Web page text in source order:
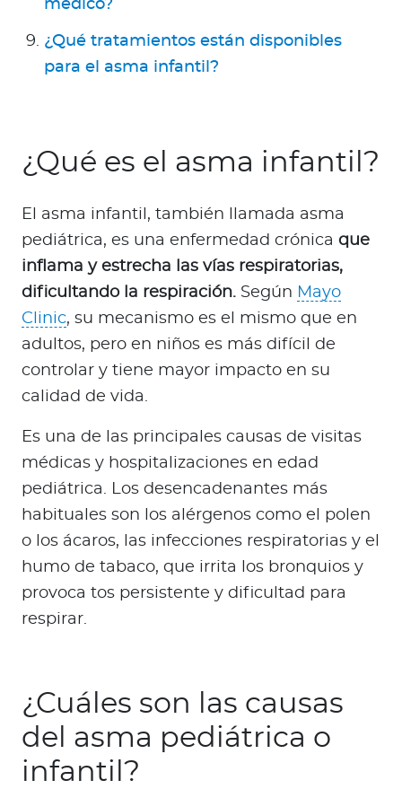
médico?
¿Qué tratamientos están disponibles
para el asma infantil?
¿Qué es el asma infantil?
El asma infantil, también llamada asma
pediátrica, es una enfermedad crónica que
inflama y estrecha las vías respiratorias,
dificultando la respiración. Según Mayo
Clinic, su mecanismo es el mismo que en
adultos, pero en niños es más difícil de
controlar y tiene mayor impacto en su
calidad de vida.
Es una de las principales causas de visitas
médicas y hospitalizaciones en edad
pediátrica. Los desencadenantes más
habituales son los alérgenos como el polen
o los ácaros, las infecciones respiratorias y el
humo de tabaco, que irrita los bronquios y
provoca tos persistente y dificultad para
respirar.
¿Cuáles son las causas
del asma pediátrica o
infantil?